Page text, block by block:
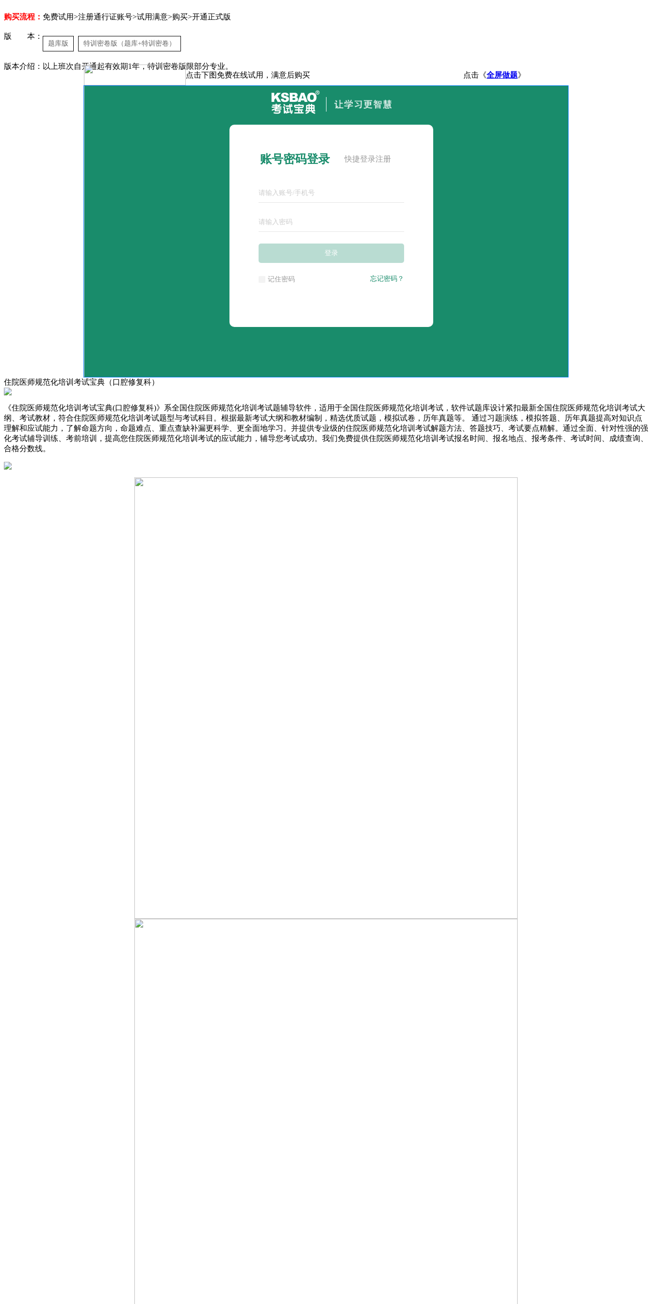
购买流程： 免费试用>注册通行证账号>试用满意>购买>开通正式版
版 本：
题库版 特训密卷版（题库+特训密卷）
版本介绍：以上班次自开通起有效期1年，特训密卷版限部分专业。
点击下图免费在线试用，满意后购买
点击《全屏做题》
住院医师规范化培训考试宝典（口腔修复科）
《住院医师规范化培训考试宝典(口腔修复科)》系全国住院医师规范化培训考试题辅导软件，适用于全国住院医师规范化培训考试，软件试题库设计紧扣最新全国住院医师规范化培训考试大
纲、考试教材，符合住院医师规范化培训考试题型与考试科目。根据最新考试大纲和教材编制，精选优质试题，模拟试卷，历年真题等。 通过习题演练，模拟答题、历年真题提高对知识点
理解和应试能力，了解命题方向，命题难点、重点查缺补漏更科学、更全面地学习。并提供专业级的住院医师规范化培训考试解题方法、答题技巧、考试要点精解。通过全面、针对性强的强
化考试辅导训练、考前培训，提高您住院医师规范化培训考试的应试能力，辅导您考试成功。我们免费提供住院医师规范化培训考试报名时间、报名地点、报考条件、考试时间、成绩查询、
合格分数线。